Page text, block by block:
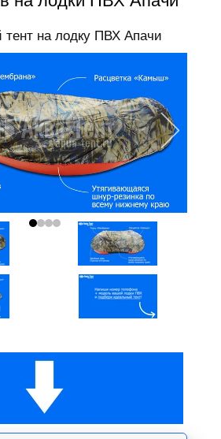
тент на лодку ПВХ Апачи